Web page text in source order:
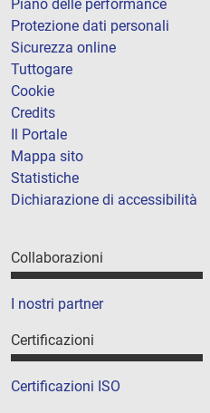
Piano delle performance
Protezione dati personali
Sicurezza online
Tuttogare
Cookie
Credits
Il Portale
Mappa sito
Statistiche
Dichiarazione di accessibilità
Collaborazioni
I nostri partner
Certificazioni
Certificazioni ISO